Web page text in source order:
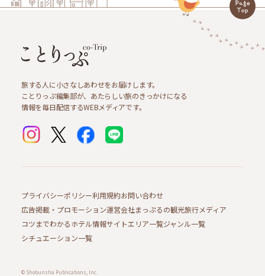
旅する人に小さなしあわせをお届けします。
ことりっぷ編集部が、あたらしい旅のきっかけになる
情報を毎日配信するWEBメディアです。
プライバシーポリシー利用規約お問い合わせ
広告掲載・プロモーション運営会社まっぷるの観光旅行メディア
コツまでわかるホテル情報サイトエリア一覧ジャンル一覧
シチュエーション一覧
© Shobunsha Publications, Inc.